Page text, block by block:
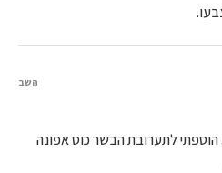
הוספתי לתערובת הבשר כוס אפונה
השב